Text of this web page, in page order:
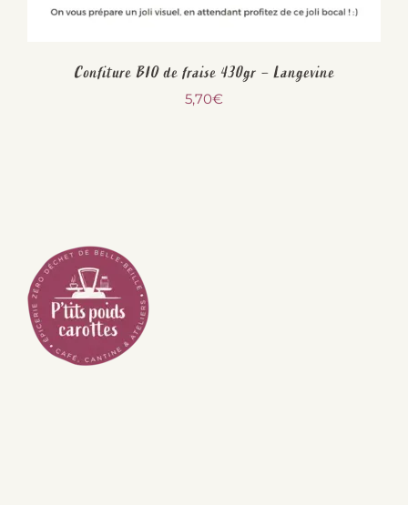
Confiture BIO de fraise 430gr – Langevine
5,70€